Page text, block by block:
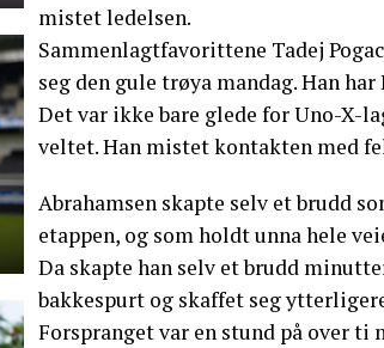
mistet ledelsen.
Sammenlagtfavorittene Tadej
seg den gule trøya mandag. Han
Det var ikke bare glede for Uno-X-
veltet. Han mistet kontakten med
Abrahamsen skapte selv et brudd
etappen, og som holdt unna hele
Da skapte han selv et brudd
bakkespurt og skaffet seg
Forspranget var en stund på over